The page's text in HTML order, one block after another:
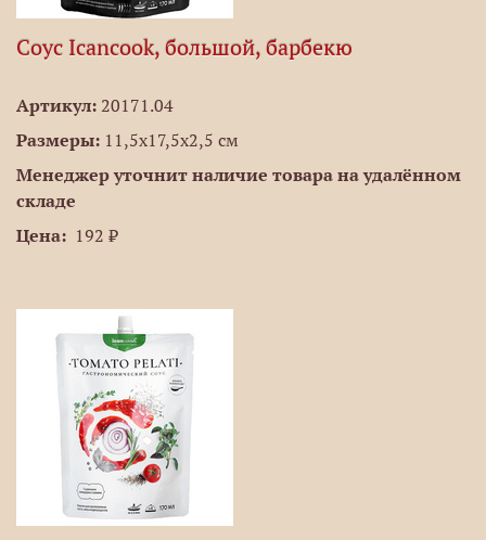
Соус Icancook, большой, барбекю
Артикул: 20171.04
Размеры: 11,5х17,5х2,5 см
Менеджер уточнит наличие товара на удалённом
складе
Цена: 192 ₽